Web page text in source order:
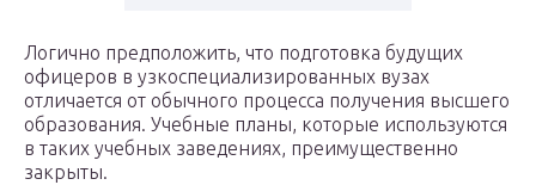
Логично предположить, что подготовка будущих
офицеров в узкоспециализированных вузах
отличается от обычного процесса получения высшего
образования. Учебные планы, которые используются
в таких учебных заведениях, преимущественно
закрыты.